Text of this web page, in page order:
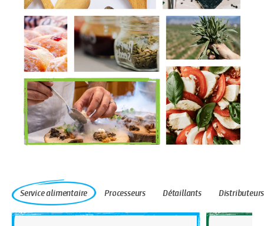
Service alimentaire Processeurs Détaillants Distributeurs